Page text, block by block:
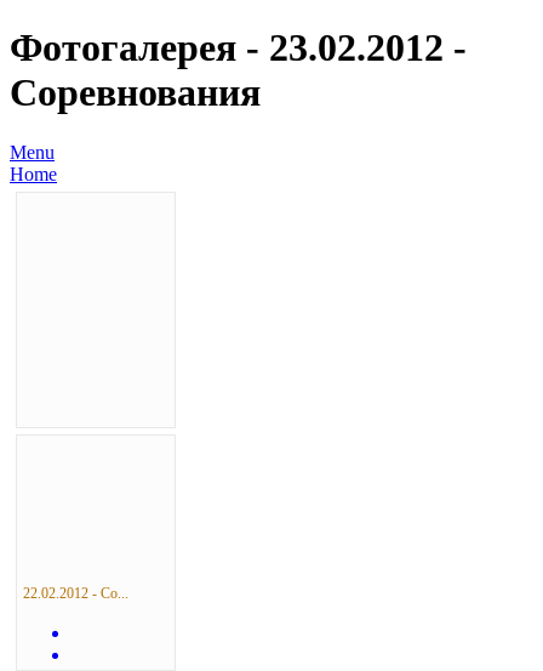
Фотогалерея - 23.02.2012 -
Соревнования
Menu
Home
22.02.2012 - Со...